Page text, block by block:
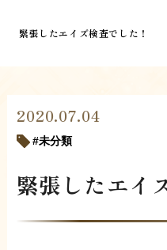
緊張したエイズ検査でした！
2020.07.04
未分類
緊張したエイ